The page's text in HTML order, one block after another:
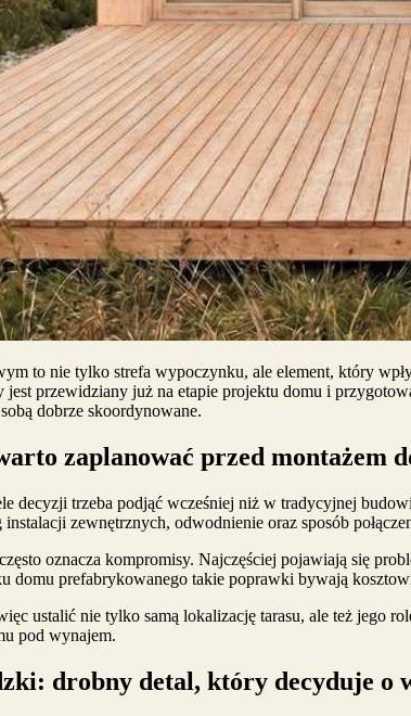
to nie tylko strefa wypoczynku, ale element, który
jest przewidziany już na etapie projektu domu i
dobrze skoordynowane.
zaplanować przed montażem
decyzji trzeba podjąć wcześniej niż w tradycyjnej
zewnętrznych, odwodnienie oraz sposób
oznacza kompromisy. Najczęściej pojawiają się
domu prefabrykowanego takie poprawki bywają
ustalić nie tylko samą lokalizację tarasu, ale też jego
pod wynajem.
drobny detal, który decyduje o